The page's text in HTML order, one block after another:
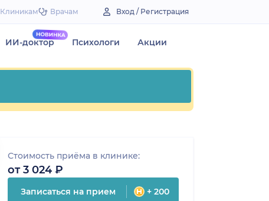
Клиникам Врачам Вход / Регистрация
ИИ-доктор Психологи Акции
Стоимость приёма в клинике:
от 3 024 ₽
Записаться на прием + 200